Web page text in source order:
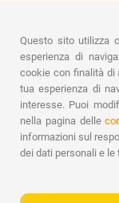
Passeggio
Igiene
Mamma
Kit baby set
Questo sito utilizza
esperienza di
cookie con finalità di
tua esperienza di
interesse. Puoi
nella pagina delle
informazioni sul
dei dati personali e